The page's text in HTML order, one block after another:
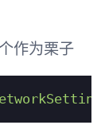
作为栗子